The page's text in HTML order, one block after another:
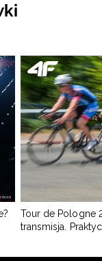
Tour de Pologne
transmisja.